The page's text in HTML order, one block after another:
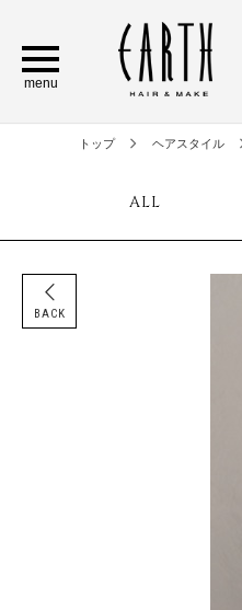
menu
トップ ヘアスタイル
ALL
BACK